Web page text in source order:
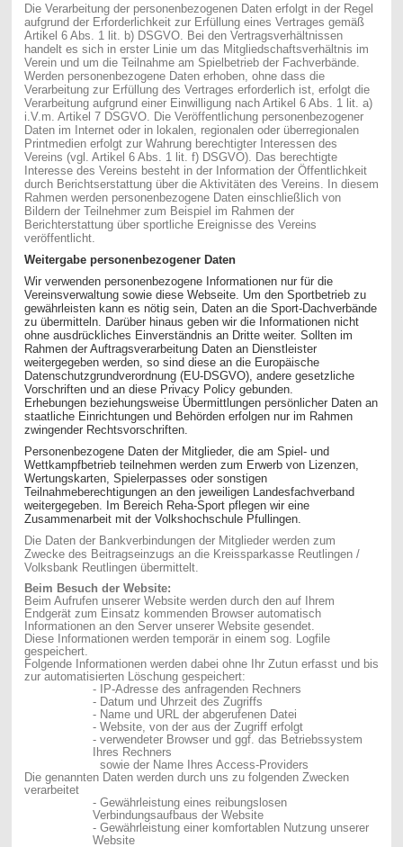
Die Verarbeitung der personenbezogenen Daten erfolgt in der Regel
aufgrund der Erforderlichkeit zur Erfüllung eines Vertrages gemäß
Artikel 6 Abs. 1 lit. b) DSGVO. Bei den Vertragsverhältnissen
handelt es sich in erster Linie um das Mitgliedschaftsverhältnis im
Verein und um die Teilnahme am Spielbetrieb der Fachverbände.
Werden personenbezogene Daten erhoben, ohne dass die
Verarbeitung zur Erfüllung des Vertrages erforderlich ist, erfolgt die
Verarbeitung aufgrund einer Einwilligung nach Artikel 6 Abs. 1 lit. a)
i.V.m. Artikel 7 DSGVO. Die Veröffentlichung personenbezogener
Daten im Internet oder in lokalen, regionalen oder überregionalen
Printmedien erfolgt zur Wahrung berechtigter Interessen des
Vereins (vgl. Artikel 6 Abs. 1 lit. f) DSGVO). Das berechtigte
Interesse des Vereins besteht in der Information der Öffentlichkeit
durch Berichtserstattung über die Aktivitäten des Vereins. In diesem
Rahmen werden personenbezogene Daten einschließlich von
Bildern der Teilnehmer zum Beispiel im Rahmen der
Berichterstattung über sportliche Ereignisse des Vereins
veröffentlicht.
Weitergabe personenbezogener Daten
Wir verwenden personenbezogene Informationen nur für die
Vereinsverwaltung sowie diese Webseite. Um den Sportbetrieb zu
gewährleisten kann es nötig sein, Daten an die Sport-Dachverbände
zu übermitteln. Darüber hinaus geben wir die Informationen nicht
ohne ausdrückliches Einverständnis an Dritte weiter. Sollten im
Rahmen der Auftragsverarbeitung Daten an Dienstleister
weitergegeben werden, so sind diese an die Europäische
Datenschutzgrundverordnung (EU-DSGVO), andere gesetzliche
Vorschriften und an diese Privacy Policy gebunden.
Erhebungen beziehungsweise Übermittlungen persönlicher Daten an
staatliche Einrichtungen und Behörden erfolgen nur im Rahmen
zwingender Rechtsvorschriften.
Personenbezogene Daten der Mitglieder, die am Spiel- und
Wettkampfbetrieb teilnehmen werden zum Erwerb von Lizenzen,
Wertungskarten, Spielerpasses oder sonstigen
Teilnahmeberechtigungen an den jeweiligen Landesfachverband
weitergegeben. Im Bereich Reha-Sport pflegen wir eine
Zusammenarbeit mit der Volkshochschule Pfullingen.
Die Daten der Bankverbindungen der Mitglieder werden zum
Zwecke des Beitragseinzugs an die Kreissparkasse Reutlingen /
Volksbank Reutlingen übermittelt.
Beim Besuch der Website:
Beim Aufrufen unserer Website werden durch den auf Ihrem
Endgerät zum Einsatz kommenden Browser automatisch
Informationen an den Server unserer Website gesendet.
Diese Informationen werden temporär in einem sog. Logfile
gespeichert.
Folgende Informationen werden dabei ohne Ihr Zutun erfasst und bis
zur automatisierten Löschung gespeichert:
- IP-Adresse des anfragenden Rechners
- Datum und Uhrzeit des Zugriffs
- Name und URL der abgerufenen Datei
- Website, von der aus der Zugriff erfolgt
- verwendeter Browser und ggf. das Betriebssystem
Ihres Rechners
sowie der Name Ihres Access-Providers
Die genannten Daten werden durch uns zu folgenden Zwecken
verarbeitet
- Gewährleistung eines reibungslosen
Verbindungsaufbaus der Website
- Gewährleistung einer komfortablen Nutzung unserer
Website